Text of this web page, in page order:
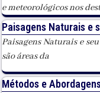
e meteorológicos nos
Paisagens Naturais e
Paisagens Naturais e
são áreas da
Métodos e